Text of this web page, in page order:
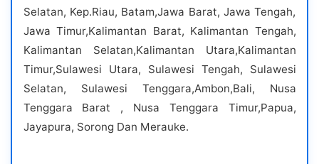
Selatan, Kep.Riau, Batam,Jawa Barat, Jawa Tengah,
Jawa Timur,Kalimantan Barat, Kalimantan Tengah,
Kalimantan Selatan,Kalimantan Utara,Kalimantan
Timur,Sulawesi Utara, Sulawesi Tengah, Sulawesi
Selatan, Sulawesi Tenggara,Ambon,Bali, Nusa
Tenggara Barat , Nusa Tenggara Timur,Papua,
Jayapura, Sorong Dan Merauke.